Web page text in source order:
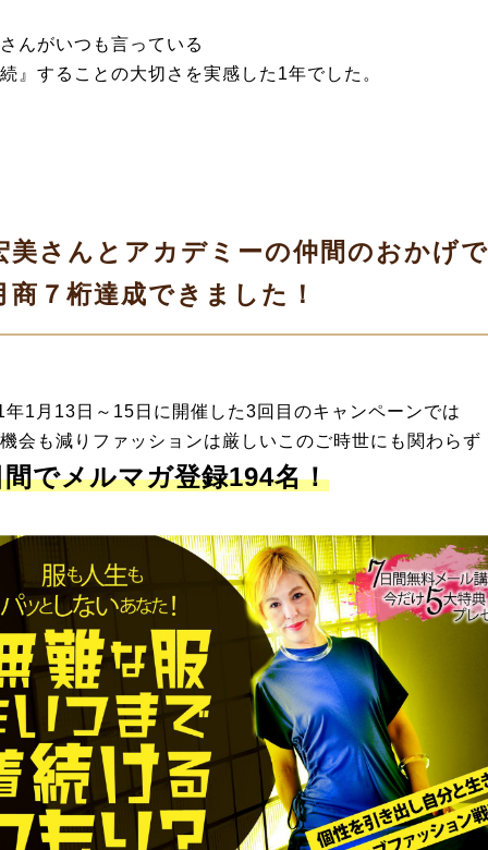
んがいつも言っている
』することの大切さを実感した1年でした。
美さんとアカデミーの仲間のおかげで
商７桁達成できました！
年1月13日～15日に開催した3回目のキャンペーンでは
会も減りファッションは厳しいこのご時世にも関わらず
間でメルマガ登録194名！